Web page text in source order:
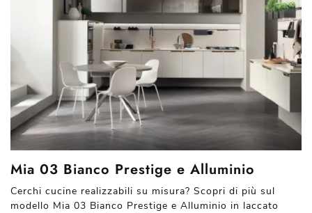
Mia 03 Bianco Prestige e Alluminio
Cerchi cucine realizzabili su misura? Scopri di più sul
modello Mia 03 Bianco Prestige e Alluminio in laccato